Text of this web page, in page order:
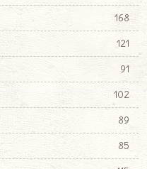
168
121
91
102
89
85